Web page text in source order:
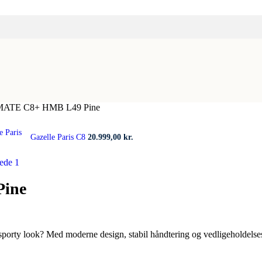
C8+ HMB L49 Pine
Gazelle Paris C8 20.999,00 kr.
look? Med moderne design, stabil håndtering og